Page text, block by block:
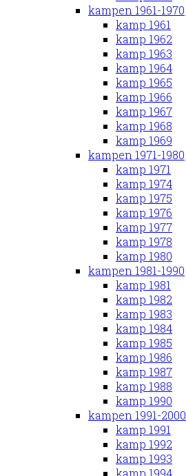
kampen 1961-1970
kamp 1961
kamp 1962
kamp 1963
kamp 1964
kamp 1965
kamp 1966
kamp 1967
kamp 1968
kamp 1969
kampen 1971-1980
kamp 1971
kamp 1974
kamp 1975
kamp 1976
kamp 1977
kamp 1978
kamp 1980
kampen 1981-1990
kamp 1981
kamp 1982
kamp 1983
kamp 1984
kamp 1985
kamp 1986
kamp 1987
kamp 1988
kamp 1990
kampen 1991-2000
kamp 1991
kamp 1992
kamp 1993
kamp 1994